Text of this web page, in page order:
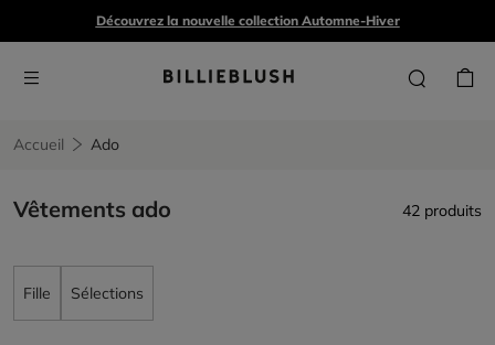
Découvrez la nouvelle collection Automne-Hiver
Accueil Ado
Vêtements ado 42 produits
Fille Sélections